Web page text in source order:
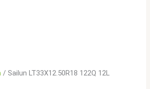
/ Sailun LT33X12.50R18 122Q 12L